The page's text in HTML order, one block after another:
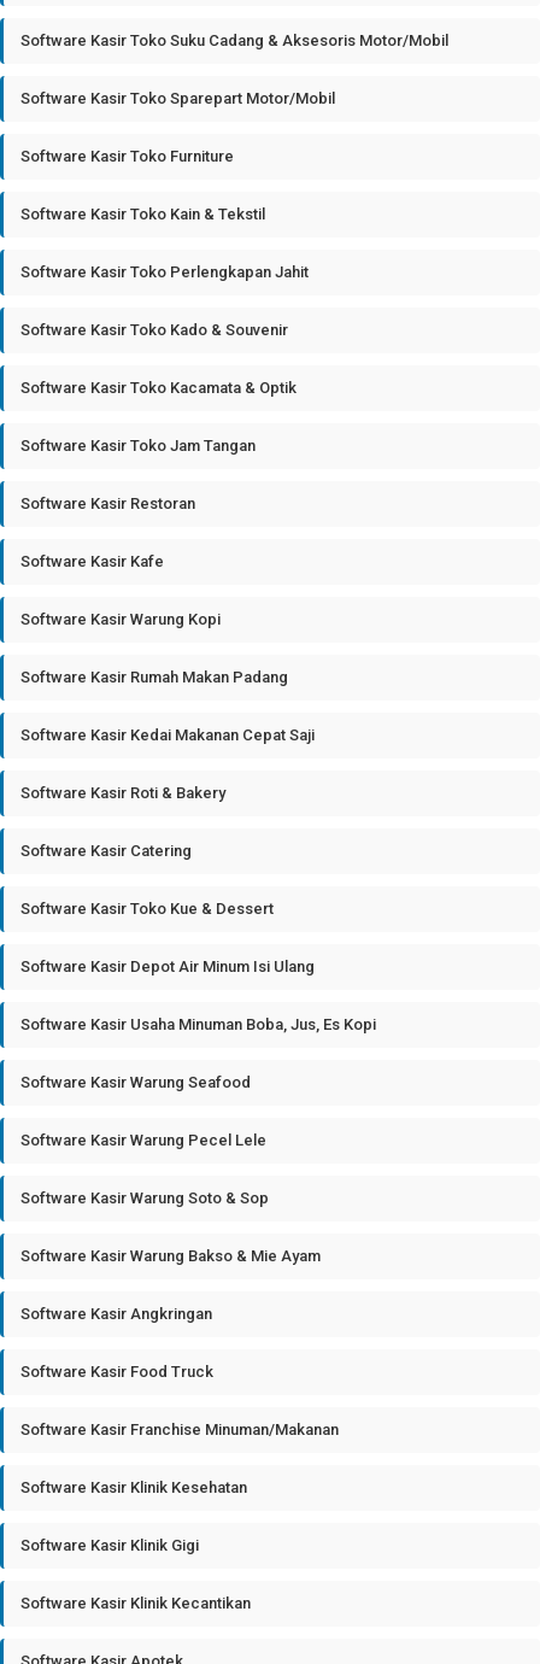
Software Kasir Toko Suku Cadang & Aksesoris Motor/Mobil
Software Kasir Toko Sparepart Motor/Mobil
Software Kasir Toko Furniture
Software Kasir Toko Kain & Tekstil
Software Kasir Toko Perlengkapan Jahit
Software Kasir Toko Kado & Souvenir
Software Kasir Toko Kacamata & Optik
Software Kasir Toko Jam Tangan
Software Kasir Restoran
Software Kasir Kafe
Software Kasir Warung Kopi
Software Kasir Rumah Makan Padang
Software Kasir Kedai Makanan Cepat Saji
Software Kasir Roti & Bakery
Software Kasir Catering
Software Kasir Toko Kue & Dessert
Software Kasir Depot Air Minum Isi Ulang
Software Kasir Usaha Minuman Boba, Jus, Es Kopi
Software Kasir Warung Seafood
Software Kasir Warung Pecel Lele
Software Kasir Warung Soto & Sop
Software Kasir Warung Bakso & Mie Ayam
Software Kasir Angkringan
Software Kasir Food Truck
Software Kasir Franchise Minuman/Makanan
Software Kasir Klinik Kesehatan
Software Kasir Klinik Gigi
Software Kasir Klinik Kecantikan